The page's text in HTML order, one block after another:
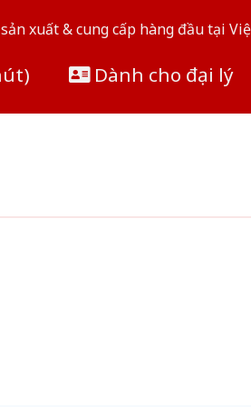
xuất & cung cấp hàng đầu tại
Dành cho đại lý